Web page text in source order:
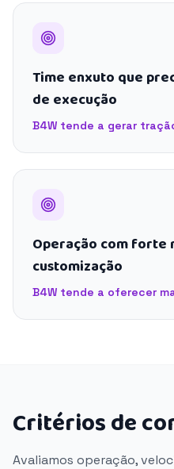
Time enxuto que
de execução
B4W tende a gerar
Operação com forte
customização
B4W tende a oferecer
Critérios de
Avaliamos operação,